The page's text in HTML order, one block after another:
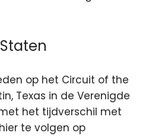
op het Circuit of the
Texas in de Verenigde
het tijdverschil met
te volgen op